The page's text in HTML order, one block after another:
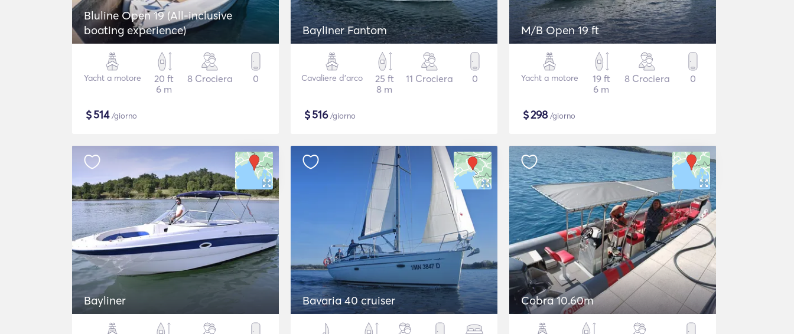
Bluline Open 19 (All-inclusive
boating experience)
Yacht a motore
20 ft
6 m
8 Crociera 0
$514/giorno
Bayliner Fantom
Cavaliere d'arco
25 ft
8 m
11 Crociera 0
$516/giorno
M/B Open 19 ft
Yacht a motore
19 ft
6 m
8 Crociera 0
$298/giorno
Bayliner Bavaria 40 cruiser Cobra 10.60m